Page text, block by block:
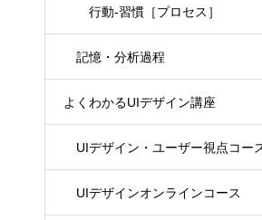
行動-習慣［プロセス］
記憶・分析過程
よくわかるUIデザイン講座
UIデザイン・ユーザー視点コー
UIデザインオンラインコース